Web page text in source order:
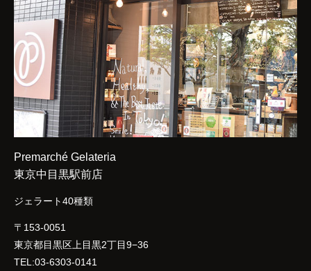
Premarché Gelateria
東京中目黒駅前店
ジェラート40種類
〒153-0051
東京都目黒区上目黒2丁目9−36
TEL:03-6303-0141